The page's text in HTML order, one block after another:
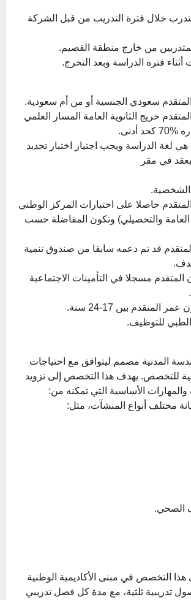
خلال فترة التدريب من قبل الشركة
خريج الثانوية العامة المسار العلمي
أدنى.
هي لغة الدراسة ويجب اجتياز اختبار تحديد
في مقر
حاصلا على اختبارات المركز الوطني
العامة والتحصيلي) وتكون المفاضلة حسب
قد تم دعمه سابقا من صندوق تنمية
المتقدم مسجلا في التأمينات الاجتماعية
المدنية مصمم ليتوافق مع احتياجات
للتخصص. يهدف هذا التخصص إلى تزويد
والمهارات الأساسية التي تمكنه من:
مختلف أنواع المنشآت، مثل:
الصحي.
هذا التخصص في مبنى الأكاديمية الوطنية
تدريبية ثلثية، مع مدة كل فصل تدريبي